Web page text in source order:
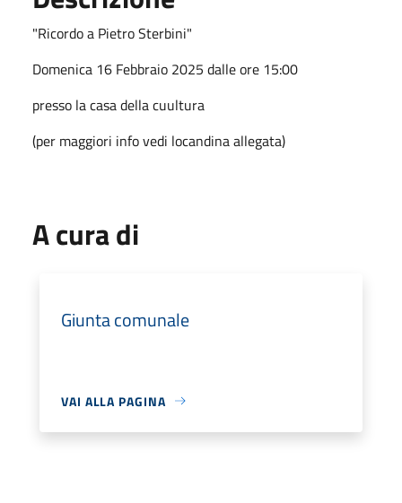
"Ricordo a Pietro Sterbini"
Domenica 16 Febbraio 2025 dalle ore 15:00
presso la casa della cuultura
(per maggiori info vedi locandina allegata)
A cura di
Giunta comunale
VAI ALLA PAGINA